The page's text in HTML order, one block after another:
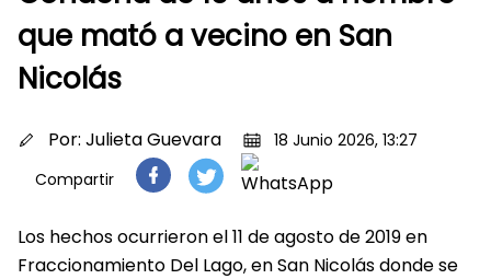
que mató a vecino en San
Nicolás
Por: Julieta Guevara
18 Junio 2026, 13:27
Compartir
Los hechos ocurrieron el 11 de agosto de 2019 en
Fraccionamiento Del Lago, en San Nicolás donde se